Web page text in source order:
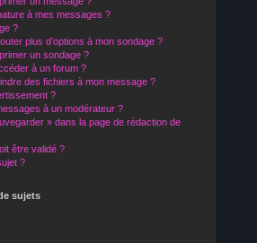
à mes messages ?
?
plus d’options à mon sondage ?
un sondage ?
à un forum ?
des fichiers à mon message ?
?
à un modérateur ?
» dans la page de rédaction de
être validé ?
?
sujets